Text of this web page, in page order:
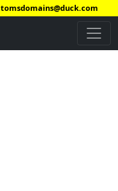
tomsdomains@duck.com